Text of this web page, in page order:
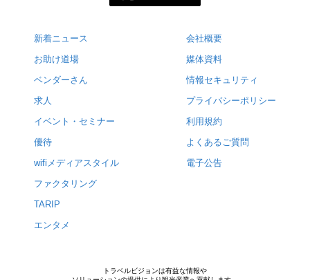
新着ニュース
お助け道場
ベンダーさん
求人
イベント・セミナー
優待
wifiメディアスタイル
ファクタリング
TARIP
エンタメ
会社概要
媒体資料
情報セキュリティ
プライバシーポリシー
利用規約
よくあるご質問
電子公告
トラベルビジョンは有益な情報や